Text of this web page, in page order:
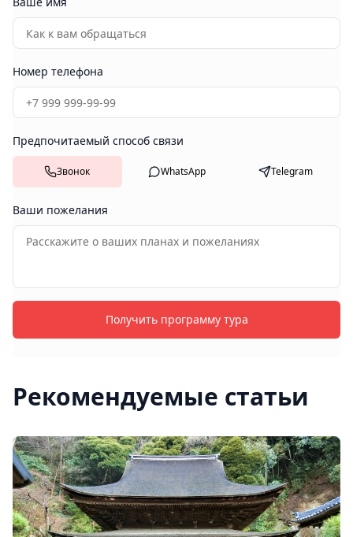
Номер телефона
Предпочитаемый способ связи
Звонок WhatsApp Telegram
Ваши пожелания
Получить программу тура
Рекомендуемые статьи